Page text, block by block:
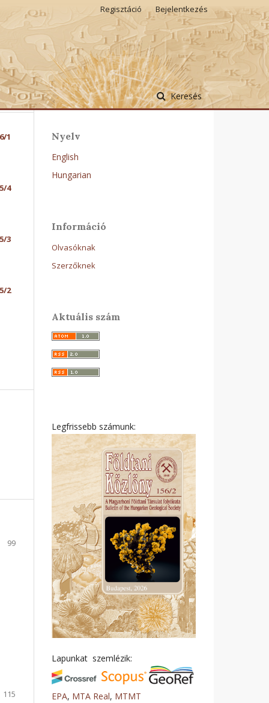
Keresés
Regisztáció Bejelentkezés
1
4
3
2
99
115
Nyelv
English
Hungarian
Információ
Olvasóknak
Szerzőknek
Aktuális szám
Legfrissebb számunk:
Lapunkat szemlézik:
EPA, MTA Real, MTMT